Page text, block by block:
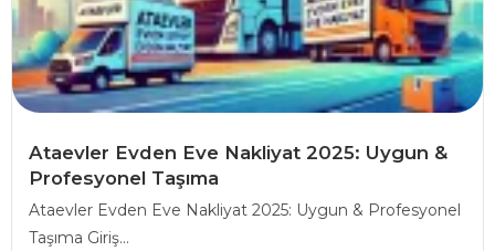
Ataevler Evden Eve Nakliyat 2025: Uygun &
Profesyonel Taşıma
Ataevler Evden Eve Nakliyat 2025: Uygun & Profesyonel
Taşıma Giriş...